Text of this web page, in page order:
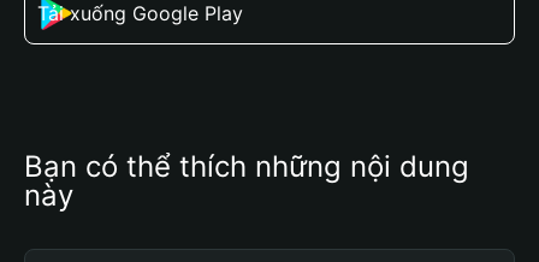
Tải xuống Google Play
Bạn có thể thích những nội dung
này